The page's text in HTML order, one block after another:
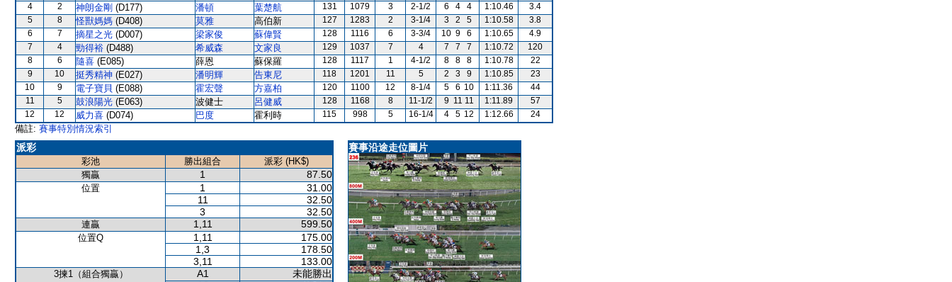
4
2 神朗金剛 (D177) 潘頓 葉楚航 131 1079 3 2-1/2 6 4 4 1:10.46
3.4
5
8 怪獸媽媽 (D408) 莫雅 高伯新 127 1283 2 3-1/4 3 2 5 1:10.58
3.8
6
7 摘星之光 (D007) 梁家俊 蘇偉賢 128 1116 6 3-3/4 10 9 6 1:10.65
4.9
7
4 勁得裕 (D488) 希威森 文家良 129 1037 7 4 7 7 7 1:10.72
120
8
6 隨喜 (E085) 薛恩 蘇保羅 128 1117 1 4-1/2 8 8 8 1:10.78
22
9
10 挺秀精神 (E027) 潘明輝 告東尼 118 1201 11 5 2 3 9 1:10.85
23
10
9 電子寶貝 (E088) 霍宏聲 方嘉柏 120 1100 12 8-1/4 5 6 10 1:11.36
44
11
5 鼓浪陽光 (E063) 波健士 呂健威 128 1168 8 11-1/2 9 11 11 1:11.89
57
12
12 威力喜 (D074) 巴度 霍利時 115 998 5 16-1/4 4 5 12 1:12.66 24
備註: 賽事特別情況索引
派彩
彩池 勝出組合
派彩 (HK$)
獨贏
1 87.50
位置 1
31.00
11
32.50
3
32.50
連贏 1,11 599.50
位置Q 1,11
175.00
1,3
178.50
3,11
133.00
3揀1（組合獨贏） A1
未能勝出
賽事沿途走位圖片